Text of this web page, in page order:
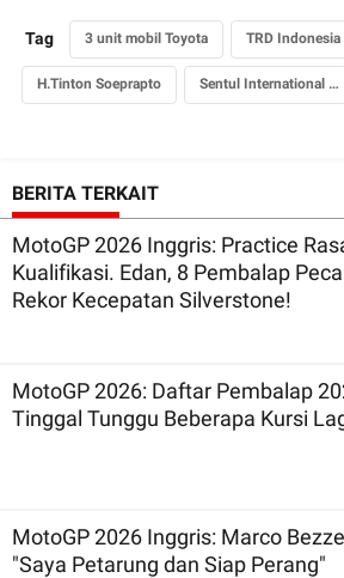
Tag 3 unit mobil Toyota TRD Indonesia
H.Tinton Soeprapto Sentul International Circuit
BERITA TERKAIT
MotoGP 2026 Inggris: Practice
Kualifikasi. Edan, 8 Pembalap
Rekor Kecepatan Silverstone!
MotoGP 2026: Daftar Pembalap
Tinggal Tunggu Beberapa Kursi
MotoGP 2026 Inggris: Marco
"Saya Petarung dan Siap Perang"